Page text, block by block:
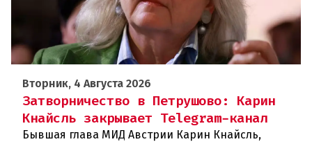
Вторник, 4 Августа 2026
Затворничество в Петрушово: Карин
Кнайсль закрывает Telegram-канал
Бывшая глава МИД Австрии Карин Кнайсль,